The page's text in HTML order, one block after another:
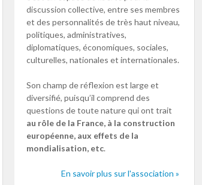
discussion collective, entre ses membres
et des personnalités de très haut niveau,
politiques, administratives,
diplomatiques, économiques, sociales,
culturelles, nationales et internationales.
Son champ de réflexion est large et
diversifié, puisqu’il comprend des
questions de toute nature qui ont trait
au rôle de la France, à la construction
européenne, aux effets de la
mondialisation, etc.
En savoir plus sur l'association »